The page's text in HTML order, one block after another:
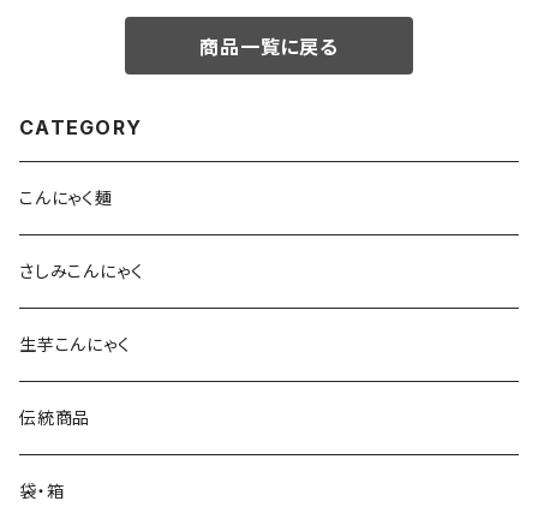
商品一覧に戻る
CATEGORY
こんにゃく麺
さしみこんにゃく
生芋こんにゃく
伝統商品
袋・箱